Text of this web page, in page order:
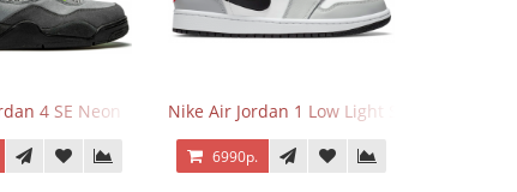
4 SE Neon Nike Air Jordan 1 Low Light Smoke Grey
6990р.